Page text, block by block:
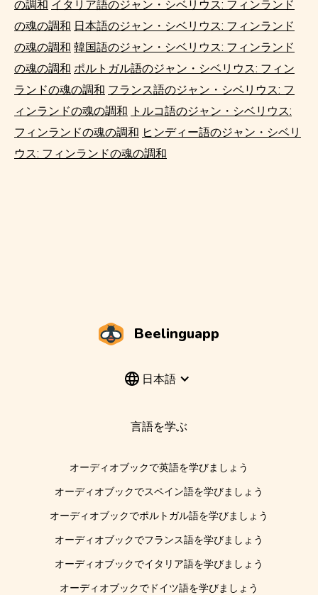
の調和 イタリア語のジャン・シベリウス: フィンランド
の魂の調和 日本語のジャン・シベリウス: フィンランド
の魂の調和 韓国語のジャン・シベリウス: フィンランド
の魂の調和 ポルトガル語のジャン・シベリウス: フィン
ランドの魂の調和 フランス語のジャン・シベリウス: フ
ィンランドの魂の調和 トルコ語のジャン・シベリウス:
フィンランドの魂の調和 ヒンディー語のジャン・シベリ
ウス: フィンランドの魂の調和
Beelinguapp
日本語
言語を学ぶ
オーディオブックで英語を学びましょう
オーディオブックでスペイン語を学びましょう
オーディオブックでポルトガル語を学びましょう
オーディオブックでフランス語を学びましょう
オーディオブックでイタリア語を学びましょう
オーディオブックでドイツ語を学びましょう